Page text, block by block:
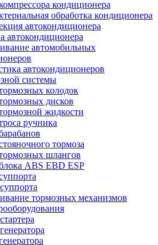
кондиционера
обработка кондиционера
автокондиционера
автокондиционера
автомобильных
автокондиционеров
системы
колодок
дисков
жидкости
ручника
тормоза
шлангов
ABS EBD ESP
тормозных механизмов